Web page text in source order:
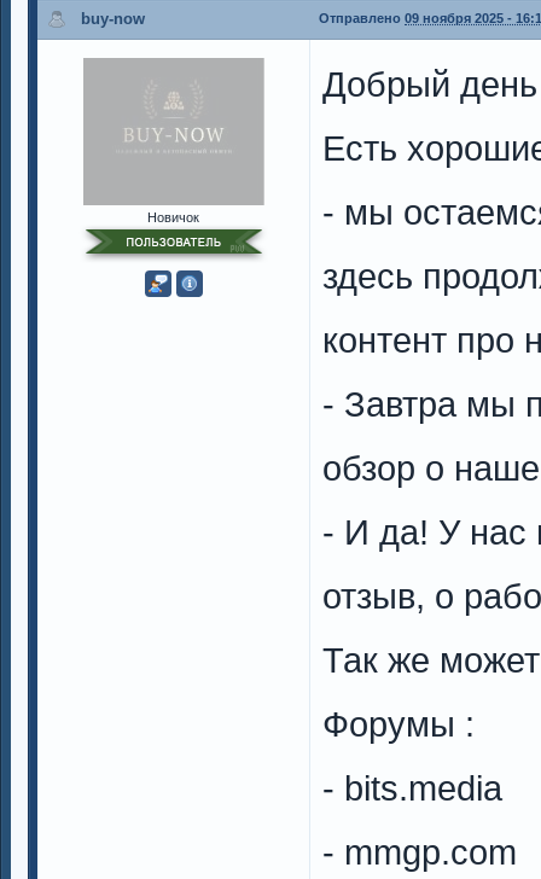
buy-now Отправлено 09 ноября 2025 -
Новичок
Добрый день
Есть
- мы
здесь
контент про
- Завтра мы
обзор о
- И да! У нас
отзыв, о
Так же
Форумы :
- bits.media
- mmgp.com